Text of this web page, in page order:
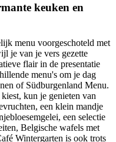
keuken en
menu voorgeschoteld met
je van je vers gezette
flair in de presentatie
menu's om je dag
of Südburgenland Menu.
kun je genieten van
een klein mandje
een selectie
Belgische wafels met
Wintergarten is ook trots